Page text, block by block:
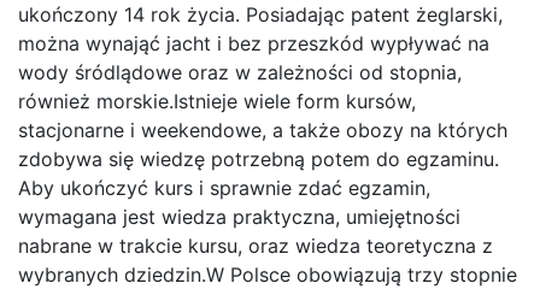
ukończony 14 rok życia. Posiadając patent żeglarski,
można wynająć jacht i bez przeszkód wypływać na
wody śródlądowe oraz w zależności od stopnia,
również morskie.Istnieje wiele form kursów,
stacjonarne i weekendowe, a także obozy na których
zdobywa się wiedzę potrzebną potem do egzaminu.
Aby ukończyć kurs i sprawnie zdać egzamin,
wymagana jest wiedza praktyczna, umiejętności
nabrane w trakcie kursu, oraz wiedza teoretyczna z
wybranych dziedzin.W Polsce obowiązują trzy stopnie